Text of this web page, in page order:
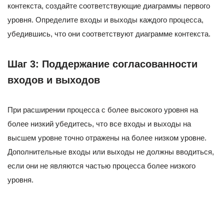
контекста, создайте соответствующие диаграммы первого
уровня. Определите входы и выходы каждого процесса,
убедившись, что они соответствуют диаграмме контекста.
Шаг 3: Поддержание согласованности
входов и выходов
При расширении процесса с более высокого уровня на
более низкий убедитесь, что все входы и выходы на
высшем уровне точно отражены на более низком уровне.
Дополнительные входы или выходы не должны вводиться,
если они не являются частью процесса более низкого
уровня.